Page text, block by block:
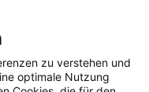
kein Problem.
zu verstehen und
optimale Nutzung